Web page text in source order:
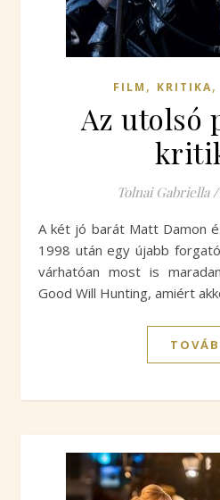
FILM , KRITIKA,
Az utolsó
Tolnai Gabriella /
A két jó barát Matt Damon és Ben Affleck összeállt
1998 után egy újabb
várhatóan most is
Good Will Hunting, amiért